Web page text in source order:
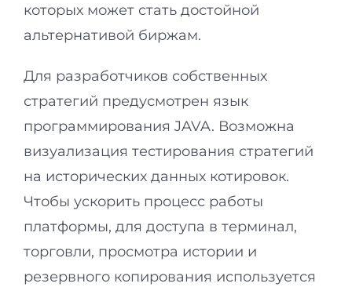
которых может стать достойной
альтернативой биржам.
Для разработчиков собственных
стратегий предусмотрен язык
программирования JAVA. Возможна
визуализация тестирования стратегий
на исторических данных котировок.
Чтобы ускорить процесс работы
платформы, для доступа в терминал,
торговли, просмотра истории и
резервного копирования используется